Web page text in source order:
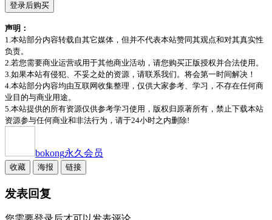
登录后购买
声明：
1.本站部分内容转载自其它媒体，但并不代表本站赞同其观点和对其真实性
负责。
2.若您需要商业运营或用于其他商业活动，请您购买正版授权并合法使用。
3.如果本站有侵犯、不妥之处的资源，请联系我们。将会第一时间解决！
4.本站部分内容均由互联网收集整理，仅供大家参考、学习，不存在任何商
业目的与商业用途。
5.本站提供的所有资源仅供参考学习使用，版权归原著所有，禁止下载本站
资源参与任何商业和非法行为，请于24小时之内删除!
bokong永久会员
收藏 海报 链接
发表回复